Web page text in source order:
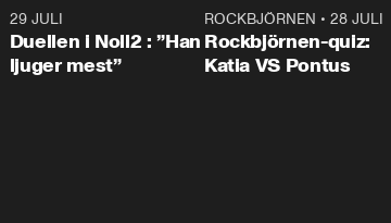
29 JULI
Duellen i Noll2 : ”Han
ljuger mest”
0:15
ROCKBJÖRNEN • 28 JULI
Rockbjörnen-quiz:
Katia VS Pontus